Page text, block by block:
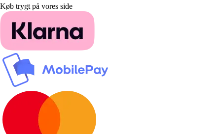
Køb trygt på vores side